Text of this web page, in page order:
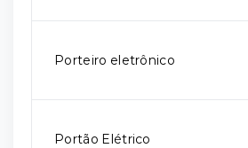
Porteiro eletrônico
Portão Elétrico